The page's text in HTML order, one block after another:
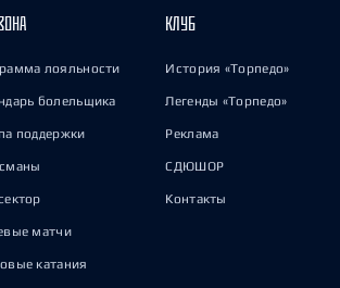
лояльности
болельщика
поддержки
матчи
катания
КЛУБ
История «Торпедо»
Легенды «Торпедо»
Реклама
СДЮШОР
Контакты